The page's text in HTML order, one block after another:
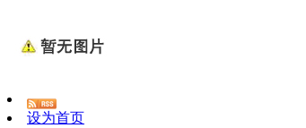
设为首页